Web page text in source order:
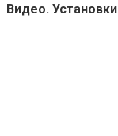
Видео.